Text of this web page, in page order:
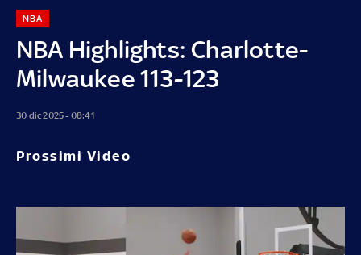
NBA Highlights: Charlotte-
Milwaukee 113-123
NBA
30 dic 2025 - 08:41
Prossimi Video